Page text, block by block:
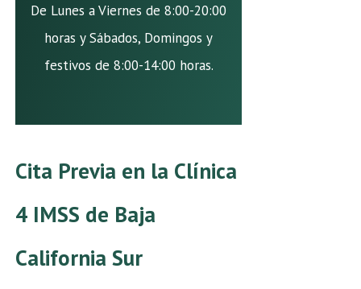
De Lunes a Viernes de 8:00-20:00
horas y Sábados, Domingos y
festivos de 8:00-14:00 horas.
Cita Previa en la Clínica
4 IMSS de Baja
California Sur